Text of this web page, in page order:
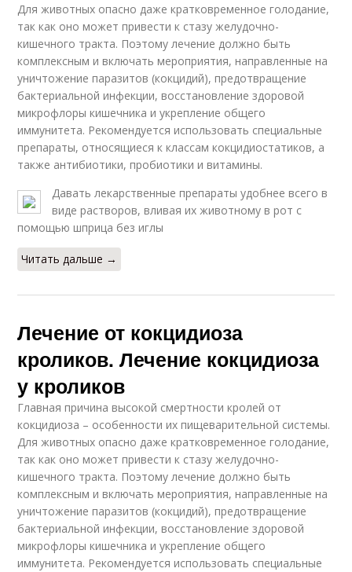
Для животных опасно даже кратковременное голодание,
так как оно может привести к стазу желудочно-
кишечного тракта. Поэтому лечение должно быть
комплексным и включать мероприятия, направленные на
уничтожение паразитов (кокцидий), предотвращение
бактериальной инфекции, восстановление здоровой
микрофлоры кишечника и укрепление общего
иммунитета. Рекомендуется использовать специальные
препараты, относящиеся к классам кокцидиостатиков, а
также антибиотики, пробиотики и витамины.
Давать лекарственные препараты удобнее всего в
виде растворов, вливая их животному в рот с
помощью шприца без иглы
Читать дальше →
Лечение от кокцидиоза
кроликов. Лечение кокцидиоза
у кроликов
Главная причина высокой смертности кролей от
кокцидиоза – особенности их пищеварительной системы.
Для животных опасно даже кратковременное голодание,
так как оно может привести к стазу желудочно-
кишечного тракта. Поэтому лечение должно быть
комплексным и включать мероприятия, направленные на
уничтожение паразитов (кокцидий), предотвращение
бактериальной инфекции, восстановление здоровой
микрофлоры кишечника и укрепление общего
иммунитета. Рекомендуется использовать специальные